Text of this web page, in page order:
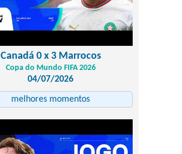
Canadá 0 x 3 Marrocos
Copa do Mundo FIFA 2026
04/07/2026
melhores momentos